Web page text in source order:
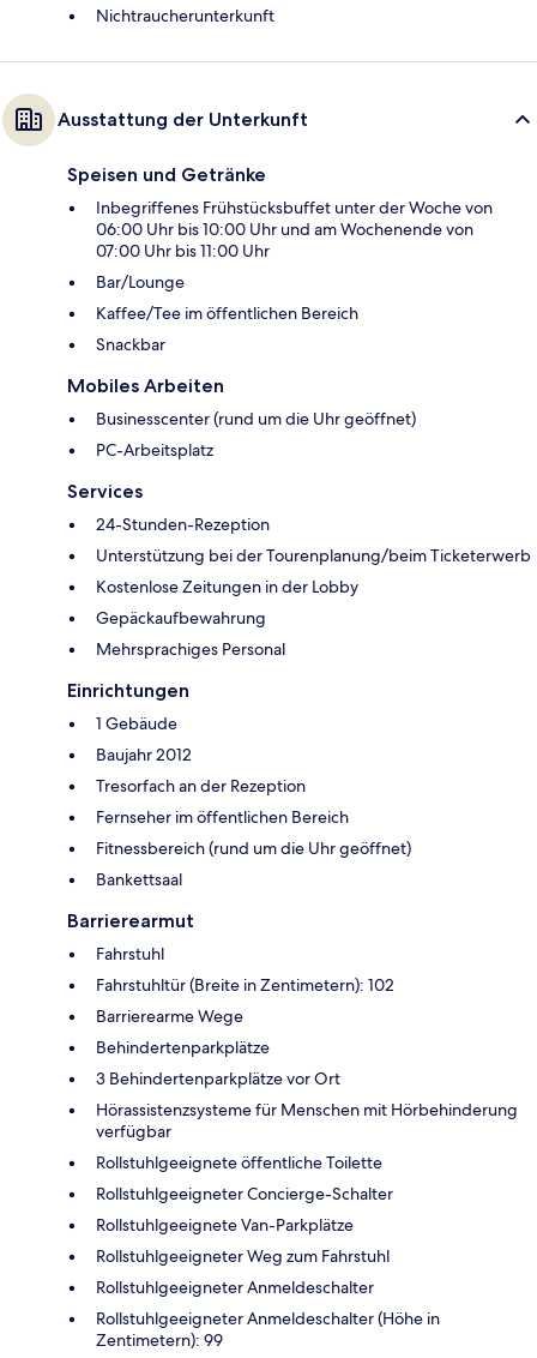
Nichtraucherunterkunft
Ausstattung der Unterkunft
Speisen und Getränke
Inbegriffenes Frühstücksbuffet unter der Woche von
06:00 Uhr bis 10:00 Uhr und am Wochenende von
07:00 Uhr bis 11:00 Uhr
Bar/Lounge
Kaffee/Tee im öffentlichen Bereich
Snackbar
Mobiles Arbeiten
Businesscenter (rund um die Uhr geöffnet)
PC-Arbeitsplatz
Services
24-Stunden-Rezeption
Unterstützung bei der Tourenplanung/beim Ticketerwerb
Kostenlose Zeitungen in der Lobby
Gepäckaufbewahrung
Mehrsprachiges Personal
Einrichtungen
1 Gebäude
Baujahr 2012
Tresorfach an der Rezeption
Fernseher im öffentlichen Bereich
Fitnessbereich (rund um die Uhr geöffnet)
Bankettsaal
Barrierearmut
Fahrstuhl
Fahrstuhltür (Breite in Zentimetern): 102
Barrierearme Wege
Behindertenparkplätze
3 Behindertenparkplätze vor Ort
Hörassistenzsysteme für Menschen mit Hörbehinderung
verfügbar
Rollstuhlgeeignete öffentliche Toilette
Rollstuhlgeeigneter Concierge-Schalter
Rollstuhlgeeignete Van-Parkplätze
Rollstuhlgeeigneter Weg zum Fahrstuhl
Rollstuhlgeeigneter Anmeldeschalter
Rollstuhlgeeigneter Anmeldeschalter (Höhe in
Zentimetern): 99